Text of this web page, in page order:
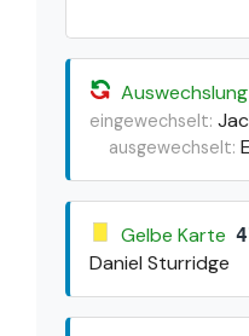
Auswechslung
eingewechselt:
ausgewechselt:
Gelbe Karte
Daniel Sturridge